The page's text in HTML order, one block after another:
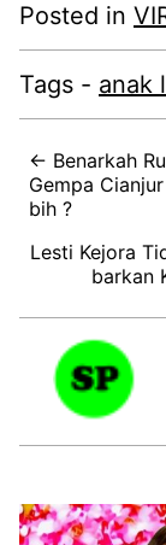
Posted in
Tags - anak
← Benarkah
Gempa
bih ?
Lesti Kejora
barkan